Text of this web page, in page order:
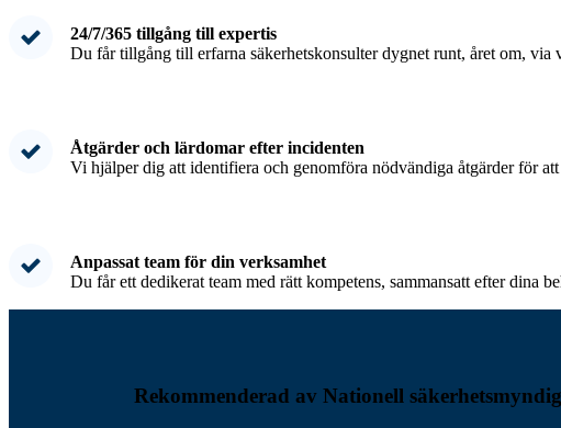
24/7/365 tillgång till expertis
Du får tillgång till erfarna säkerhetskonsulter dygnet runt, året om, via
Åtgärder och lärdomar efter incidenten
Vi hjälper dig att identifiera och genomföra nödvändiga åtgärder för att
Anpassat team för din verksamhet
Du får ett dedikerat team med rätt kompetens, sammansatt efter dina
Rekommenderad av Nationell